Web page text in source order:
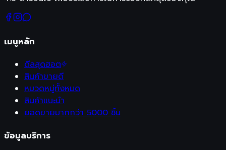
เมนูหลัก
ดีลสุดฮอต
สินค้าขายดี
หมวดหมู่ทั้งหมด
สินค้าแนะนำ
ยอดขายมากกว่า 5000 ชิ้น
ข้อมูลบริการ